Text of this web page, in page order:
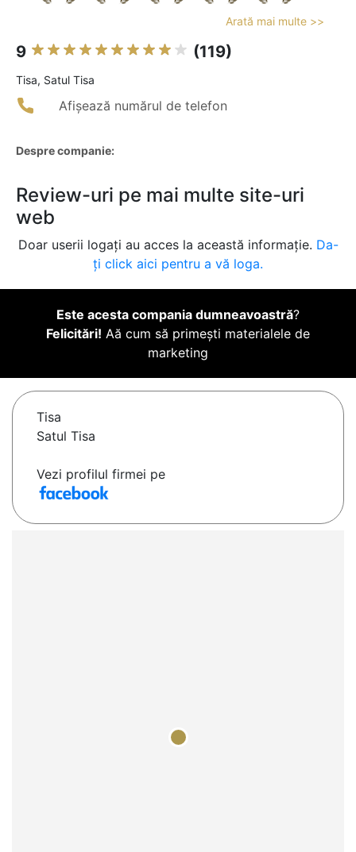
Arată mai multe >>
9 (119)
Tisa, Satul Tisa
Afișează numărul de telefon
Despre companie:
Review-uri pe mai multe site-uri
web
Doar userii logați au acces la această informație. Da-
ți click aici pentru a vă loga.
Este acesta compania dumneavoastră?
Felicitări! Aă cum să primești materialele de
marketing
Tisa
Satul Tisa
Vezi profilul firmei pe